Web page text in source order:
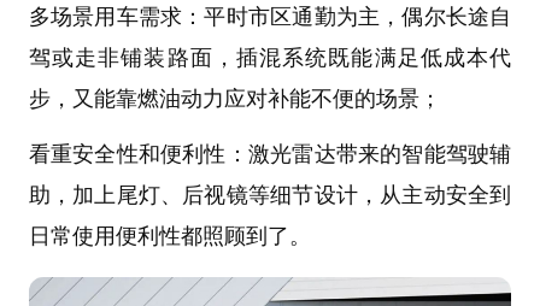
多场景用车需求：平时市区通勤为主，偶尔长途自
驾或走非铺装路面，插混系统既能满足低成本代
步，又能靠燃油动力应对补能不便的场景；
看重安全性和便利性：激光雷达带来的智能驾驶辅
助，加上尾灯、后视镜等细节设计，从主动安全到
日常使用便利性都照顾到了。